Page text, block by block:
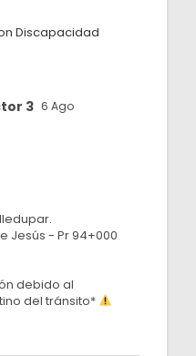
Discapacidad
3 6 Ago
Jesús - Pr 94+000
debido al
del tránsito*